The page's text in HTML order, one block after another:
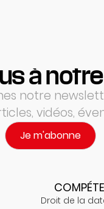
à
notre
vidéos,
Je m'abonne
Droit de la